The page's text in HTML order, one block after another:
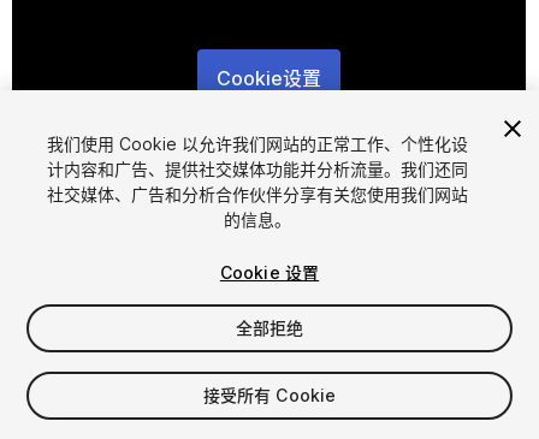
Cookie设置
1/24
$49.99
增值税将在结算时计算
我们使用 Cookie 以允许我们网站的正常工作、个性化设
计内容和广告、提供社交媒体功能并分析流量。我们还同
社交媒体、广告和分析合作伙伴分享有关您使用我们网站
的信息。
Cookie 设置
全部拒绝
接受所有 Cookie